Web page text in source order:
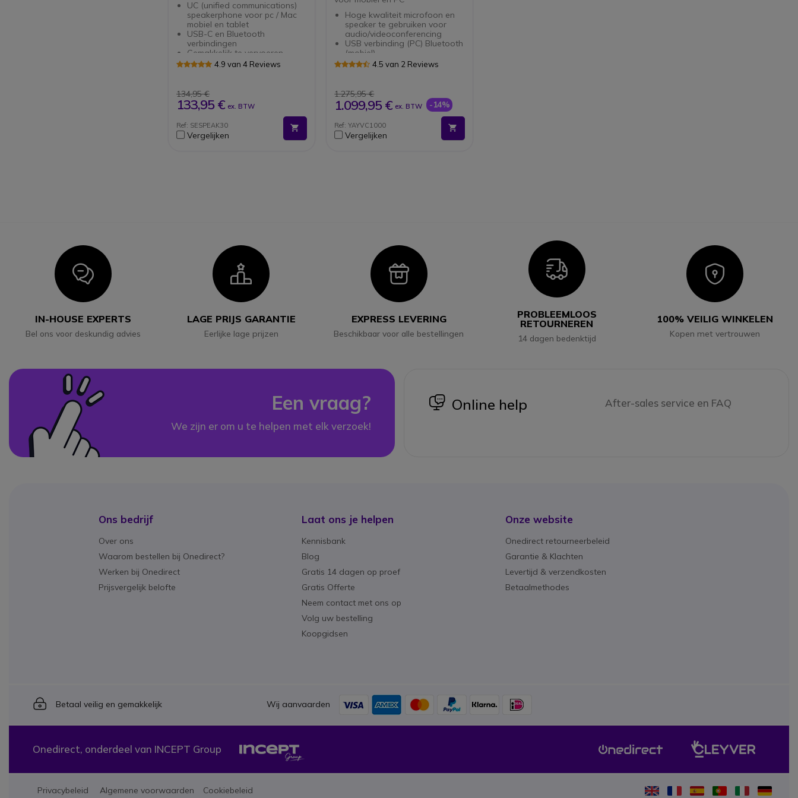
UC (unified communications)
speakerphone voor pc / Mac
mobiel en tablet
USB-C en Bluetooth
verbindingen
Gemakkelijk te vervoeren
Hoogwaardig EPOS-geluid
verbonden zijn
Plug&Play: Snelle en
eenvoudige installatie
softphones op de markt
4.9 van 4 Reviews
134,95 €
133,95 € ex. BTW
Ref: SESPEAK30
Vergelijken
Hoge kwaliteit microfoon en
speaker te gebruiken voor
audio/videoconferencing
USB verbinding (PC) Bluetooth
(mobiel)
Uitbreidbaar tot 5 microfoons
microfoon
Ondersteunt tot 2 externe
speakers
Compatibel met Zoom
4.5 van 2 Reviews
1.275,95 €
1.099,95 € ex. BTW -14%
Ref: YAYVC1000
Vergelijken
Icon
IN-HOUSE EXPERTS
Bel ons voor deskundig advies
Icon
LAGE PRIJS GARANTIE
Eerlijke lage prijzen
Icon
EXPRESS LEVERING
Beschikbaar voor alle bestellingen
Icon
PROBLEEMLOOS
RETOURNEREN
14 dagen bedenktijd
Icon
100% VEILIG WINKELEN
Kopen met vertrouwen
Een vraag?
We zijn er om u te helpen met elk verzoek!
icon
Online help After-sales service en FAQ
Ons bedrijf
Over ons
Waarom bestellen bij Onedirect?
Werken bij Onedirect
Prijsvergelijk belofte
Laat ons je helpen
Kennisbank
Blog
Gratis 14 dagen op proef
Gratis Offerte
Neem contact met ons op
Volg uw bestelling
Koopgidsen
Onze website
Onedirect retourneerbeleid
Garantie & Klachten
Levertijd & verzendkosten
Betaalmethodes
Icon
Betaal veilig en gemakkelijk Wij aanvaarden
Onedirect, onderdeel van INCEPT Group
Privacybeleid Algemene voorwaarden Cookiebeleid